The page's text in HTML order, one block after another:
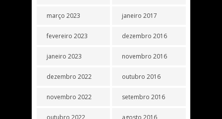
março 2023
fevereiro 2023
janeiro 2023
dezembro 2022
novembro 2022
outubro 2022
janeiro 2017
dezembro 2016
novembro 2016
outubro 2016
setembro 2016
agosto 2016